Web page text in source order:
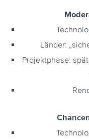
Länder:
Projektphase: